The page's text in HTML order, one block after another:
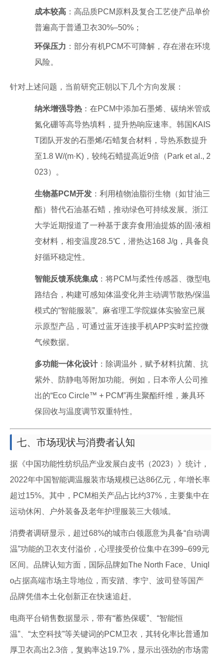
成本较高 ：高品质PCM原料及复合工艺使产品单价
普遍高于普通卫衣30%–50%；
环保压力 ：部分有机PCM不可降解，存在潜在环境
风险。
针对上述问题，当前研究正朝以下几个方向发展：
纳米增强导热 ：在PCM中添加石墨烯、碳纳米管或
氮化硼等高导热填料，提升热响应速率。韩国KAIS
T团队开发的石墨烯/石蜡复合材料，导热系数提升
至1.8 W/(m·K)，较纯石蜡提高近9倍（Park et al., 2
023）。
生物基PCM开发 ：利用植物油脂衍生物（如甘油三
酯）替代石油基石蜡，推动绿色可持续发展。浙江
大学近期报道了一种基于废弃食用油提炼的固-液相
变材料，相变温度28.5℃，潜热达168 J/g，具备良
好循环稳定性。
智能反馈系统集成 ：将PCM与柔性传感器、微型电
路结合，构建可感知体温变化并主动调节散热/保温
模式的“智能服装”。麻省理工学院媒体实验室已展
示原型产品，可通过蓝牙连接手机APP实时监控微
气候数据。
多功能一体化设计：除调温外，赋予材料抗菌、抗
紫外、防静电等附加功能。例如，日本帝人公司推
出的“Eco Circle™ + PCM”再生聚酯纤维，兼具环
保回收与温度调节双重特性。
七、市场现状与消费者认知
据《中国功能性纺织品产业发展白皮书（2023）》统计，
2022年中国智能调温服装市场规模已达86亿元，年增长率
超过15%。其中，PCM相关产品占比约37%，主要集中在
运动休闲、户外装备及老年护理服装三大领域。
消费者调研显示，超过68%的城市白领愿意为具备“自动调
温”功能的卫衣支付溢价，心理接受价位集中在399–699元
区间。品牌认知方面，国际品牌如The North Face、Uniql
o占据高端市场主导地位，而安踏、李宁、波司登等国产
品牌凭借本土化创新正在快速追赶。
电商平台销售数据显示，带有“蓄热保暖”、“智能恒
温”、“太空科技”等关键词的PCM卫衣，其转化率比普通加
厚卫衣高出2.3倍，复购率达19.7%，显示出强劲的市场需